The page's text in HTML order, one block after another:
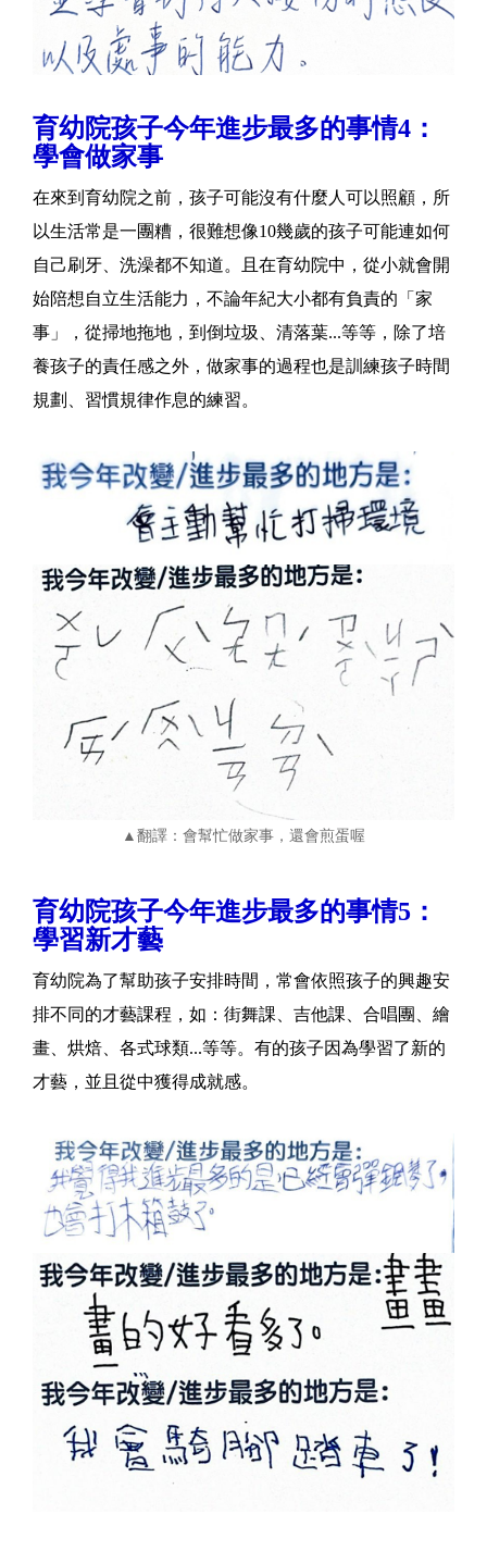
育幼院孩子今年進步最多的事情4：
學會做家事
在來到育幼院之前，孩子可能沒有什麼人可以照顧，所
以生活常是一團糟，很難想像10幾歲的孩子可能連如何
自己刷牙、洗澡都不知道。且在育幼院中，從小就會開
始陪想自立生活能力，不論年紀大小都有負責的「家
事」，從掃地拖地，到倒垃圾、清落葉...等等，除了培
養孩子的責任感之外，做家事的過程也是訓練孩子時間
規劃、習慣規律作息的練習。
▲翻譯：會幫忙做家事，還會煎蛋喔
育幼院孩子今年進步最多的事情5：
學習新才藝
育幼院為了幫助孩子安排時間，常會依照孩子的興趣安
排不同的才藝課程，如：街舞課、吉他課、合唱團、繪
畫、烘焙、各式球類...等等。有的孩子因為學習了新的
才藝，並且從中獲得成就感。